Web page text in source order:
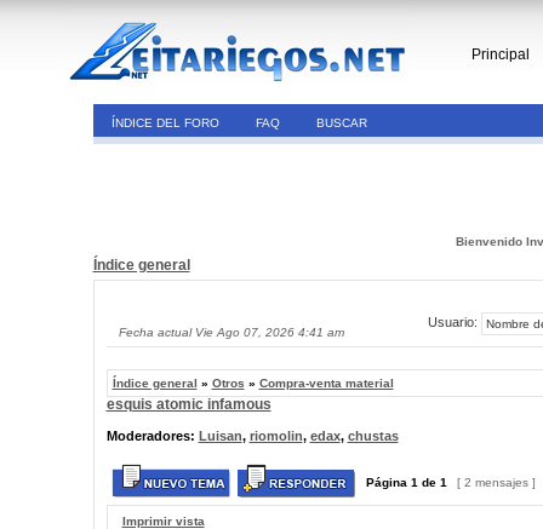
Principal
ÍNDICE DEL FORO FAQ BUSCAR
Bienvenido
Índice general
Fecha actual Vie Ago 07, 2026 4:41 am
Usuario:
Índice general » Otros » Compra-venta material
esquis atomic infamous
Moderadores: Luisan, riomolin, edax, chustas
Página 1 de 1 [ 2 mensajes ]
Imprimir vista